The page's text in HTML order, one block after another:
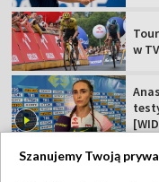
w
Szanujemy Twoją